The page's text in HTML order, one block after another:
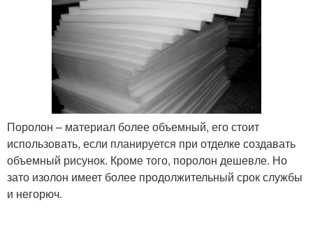
Поролон – материал более объемный, его стоит
использовать, если планируется при отделке создавать
объемный рисунок. Кроме того, поролон дешевле. Но
зато изолон имеет более продолжительный срок службы
и негорюч.